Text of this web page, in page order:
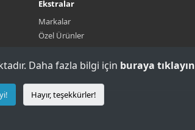
Ekstralar
Markalar
Özel Ürünler
Daha fazla bilgi için buraya tıklayın
Hayır, teşekkürler!